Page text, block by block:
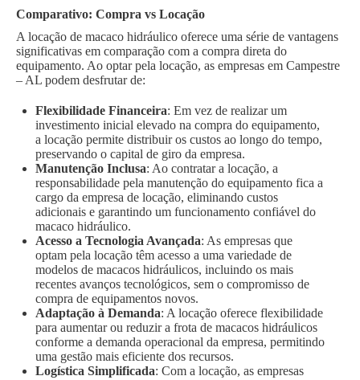
Comparativo: Compra vs Locação
A locação de macaco hidráulico oferece uma série de vantagens
significativas em comparação com a compra direta do
equipamento. Ao optar pela locação, as empresas em Campestre
– AL podem desfrutar de:
Flexibilidade Financeira: Em vez de realizar um
investimento inicial elevado na compra do equipamento,
a locação permite distribuir os custos ao longo do tempo,
preservando o capital de giro da empresa.
Manutenção Inclusa: Ao contratar a locação, a
responsabilidade pela manutenção do equipamento fica a
cargo da empresa de locação, eliminando custos
adicionais e garantindo um funcionamento confiável do
macaco hidráulico.
Acesso a Tecnologia Avançada: As empresas que
optam pela locação têm acesso a uma variedade de
modelos de macacos hidráulicos, incluindo os mais
recentes avanços tecnológicos, sem o compromisso de
compra de equipamentos novos.
Adaptação à Demanda: A locação oferece flexibilidade
para aumentar ou reduzir a frota de macacos hidráulicos
conforme a demanda operacional da empresa, permitindo
uma gestão mais eficiente dos recursos.
Logística Simplificada: Com a locação, as empresas